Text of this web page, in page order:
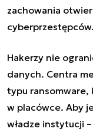
zachowania
cyberprzestępców.
Hakerzy nie
danych. Centra
typu ransomware,
w placówce. Aby
władze instytucji